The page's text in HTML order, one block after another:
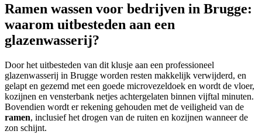
Ramen wassen voor bedrijven in Brugge:
waarom uitbesteden aan een
glazenwasserij?
Door het uitbesteden van dit klusje aan een professioneel
glazenwasserij in Brugge worden resten makkelijk verwijderd, en
gelapt en gezemd met een goede microvezeldoek en wordt de vloer,
kozijnen en vensterbank netjes achtergelaten binnen vijftal minuten.
Bovendien wordt er rekening gehouden met de veiligheid van de
ramen, inclusief het drogen van de ruiten en kozijnen wanneer de
zon schijnt.